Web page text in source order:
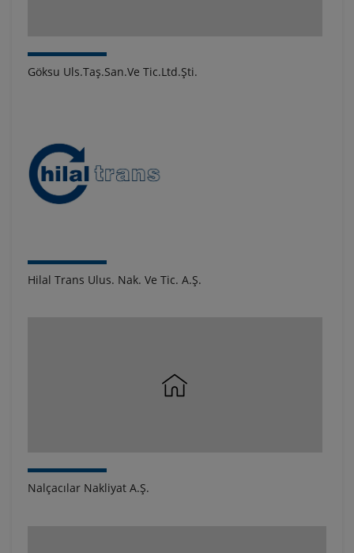
Göksu Uls.Taş.San.Ve Tic.Ltd.Şti.
Hilal Trans Ulus. Nak. Ve Tic. A.Ş.
Nalçacılar Nakliyat A.Ş.